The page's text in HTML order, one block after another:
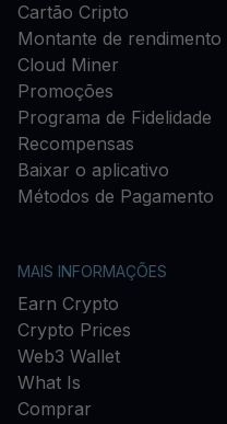
Cartão Cripto
Montante de rendimento
Cloud Miner
Promoções
Programa de Fidelidade
Recompensas
Baixar o aplicativo
Métodos de Pagamento
MAIS INFORMAÇÕES
Earn Crypto
Crypto Prices
Web3 Wallet
What Is
Comprar